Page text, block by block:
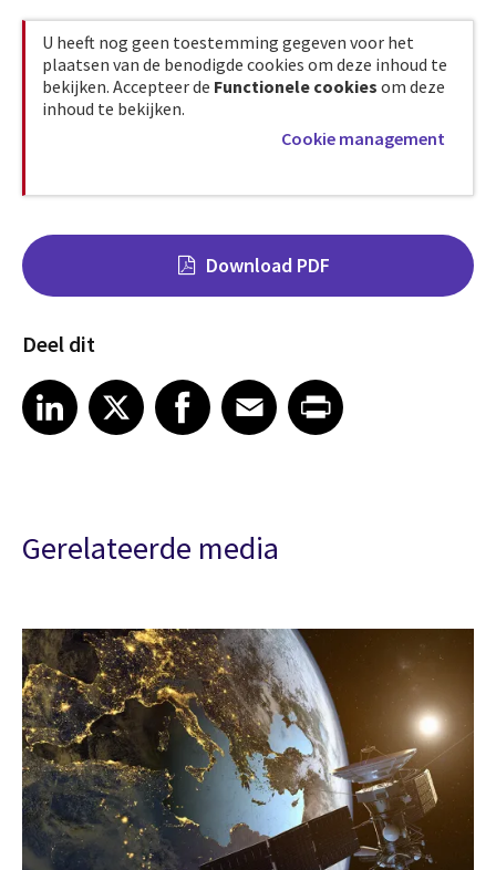
U heeft nog geen toestemming gegeven voor het
plaatsen van de benodigde cookies om deze inhoud te
bekijken. Accepteer de Functionele cookies om deze
inhoud te bekijken.
Cookie management
Download PDF
Deel dit
Share on LinkedIn
LinkedIn
Share on X Share on FacebookFacebook
Share on EmailEmailShare on Print
Gerelateerde media